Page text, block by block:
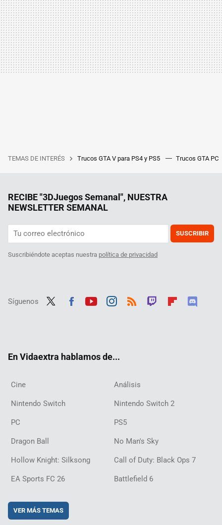
TEMAS DE INTERÉS Trucos GTA V para PS4 y PS5 Trucos GTA PC
RECIBE "3DJuegos Semanal", NUESTRA
NEWSLETTER SEMANAL
SUSCRIBIR
Suscribiéndote aceptas nuestra política de privacidad
Síguenos
En Vidaextra hablamos de...
Cine Análisis
Nintendo Switch Nintendo Switch 2
PC PS5
Dragon Ball No Man's Sky
Hollow Knight: Silksong Call of Duty: Black Ops 7
EA Sports FC 26 Battlefield 6
VER MÁS TEMAS